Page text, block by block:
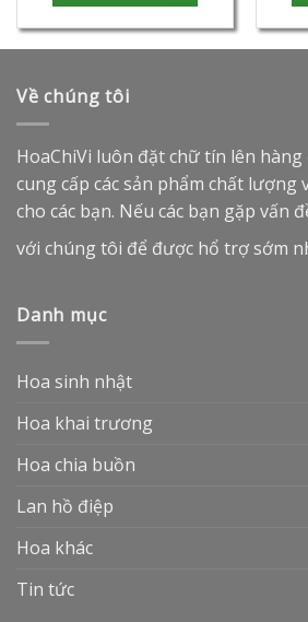
Về chúng tôi
HoaChiVi luôn đặt chữ tín lên hàng
cung cấp các sản phẩm chất lượng
cho các bạn. Nếu các bạn gặp vấn
với chúng tôi để được hổ trợ sớm
Danh mục
Hoa sinh nhật
Hoa khai trương
Hoa chia buồn
Lan hồ điệp
Hoa khác
Tin tức